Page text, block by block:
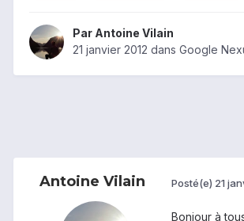
Par Antoine Vilain
21 janvier 2012 dans Google
Antoine Vilain Posté(e) 21
Bonjour à